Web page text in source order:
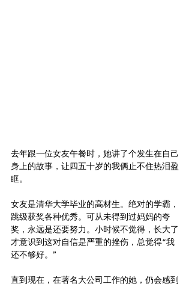
去年跟一位女友午餐时，她讲了个发生在自己
身上的故事，让四五十岁的我俩止不住热泪盈
眶。
女友是清华大学毕业的高材生。绝对的学霸，
跳级获奖各种优秀。可从未得到过妈妈的夸
奖，永远是还要努力。小时候不觉得，长大了
才意识到这对自信是严重的挫伤，总觉得“我
还不够好。”
直到现在，在著名大公司工作的她，仍会感到